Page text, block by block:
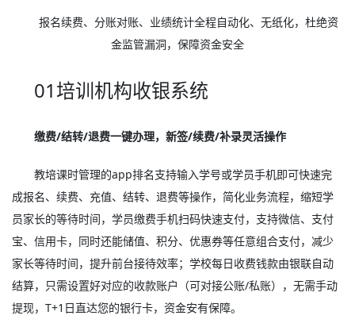
报名续费、分账对账、业绩统计全程自动化、无纸化，杜绝资
金监管漏洞，保障资金安全
01培训机构收银系统
缴费/结转/退费一键办理，新签/续费/补录灵活操作
教培课时管理的app排名支持输入学号或学员手机即可快速完
成报名、续费、充值、结转、退费等操作，简化业务流程，缩短学
员家长的等待时间，学员缴费手机扫码快速支付，支持微信、支付
宝、信用卡，同时还能储值、积分、优惠券等任意组合支付，减少
家长等待时间，提升前台接待效率；学校每日收费钱款由银联自动
结算，只需设置好对应的收款账户（可对接公账/私账），无需手动
提现，T+1日直达您的银行卡，资金安有保障。